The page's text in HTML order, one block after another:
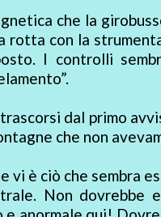
che la
rotta con la
I controlli
dal primo
che non
vi è ciò che sembra
Non dovrebbe